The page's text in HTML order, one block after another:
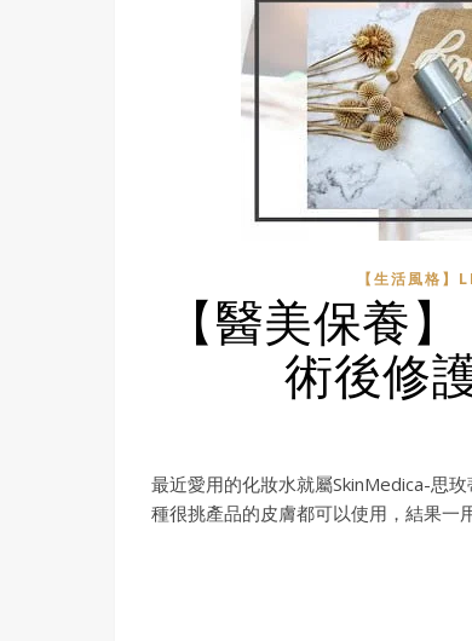
【生活風格】
【醫美保養
術後修
最近愛用的化妝水就屬SkinMedica-思
種很挑產品的皮膚都可以使用，結果一